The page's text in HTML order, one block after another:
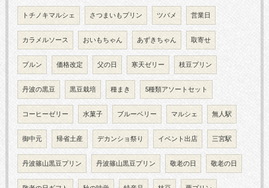
トチノキマルシェ さつまいもプリン ツバメ 営業日
カラメルソース おいもちゃん あずきちゃん 取寄せ
プルン 価格改定 父の日 寒天ゼリー 枝豆プリン
丹波の黒豆 黒豆栽培 種まき 5種類アソートセット
コーヒーゼリー 水菓子 ブルーベリー マルシェ 無人駅
御中元 帰省土産 デカンショ祭り イベント出店 三宮駅
丹波篠山黒豆プリン 丹波篠山黒豆プリン 敬老の日 敬老の日